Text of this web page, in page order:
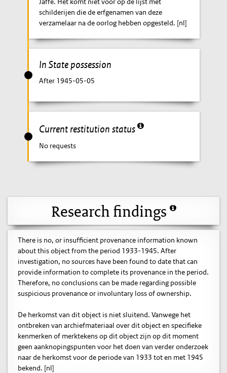
schilderijen die de erfgenamen van deze
verzamelaar na de oorlog hebben opgesteld. [nl]
In State possession
After 1945-05-05
Current restitution status
No requests
Research findings
There is no, or insufficient provenance information known
about this object from the period 1933-1945. After
investigation, no sources have been found to date that can
provide information to complete its provenance in the period.
Therefore, no conclusions can be made regarding possible
suspicious provenance or involuntary loss of ownership.
De herkomst van dit object is niet sluitend. Vanwege het
ontbreken van archiefmateriaal over dit object en specifieke
kenmerken of merktekens op dit object zijn op dit moment
geen aanknopingspunten voor het doen van verder onderzoek
naar de herkomst voor de periode van 1933 tot en met 1945
bekend. [nl]